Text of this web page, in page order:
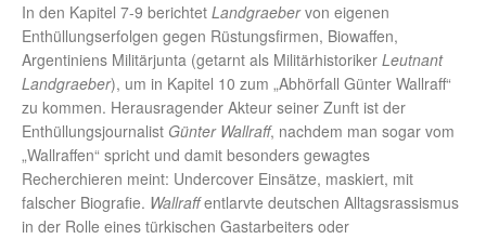
In den Kapitel 7-9 berichtet Landgraebervon eigenen
Enthüllungserfolgen gegen Rüstungsfirmen, Biowaffen,
Argentiniens Militärjunta (getarnt als Militärhistoriker Leutnant
Landgraeber), um in Kapitel 10 zum „Abhörfall Günter Wallraff“
zu kommen. Herausragender Akteur seiner Zunft ist der
Enthüllungsjournalist Günter Wallraff, nachdem man sogar vom
„Wallraffen“ spricht und damit besonders gewagtes
Recherchieren meint: Undercover Einsätze, maskiert, mit
falscher Biografie. Wallraffentlarvte deutschen Alltagsrassismus
in der Rolle eines türkischen Gastarbeiters oder